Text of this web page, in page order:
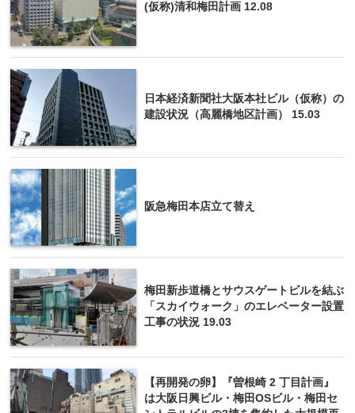
(仮称)清和梅田計画 12.08
日本経済新聞社大阪本社ビル（仮称）の
建設状況（高麗橋地区計画） 15.03
阪急梅田本店立て替え
梅田新歩道橋とサウスゲートビルを結ぶ
「スカイウォーク」のエレベーター設置
工事の状況 19.03
【再開発の卵】『曽根崎 2 丁目計画』
は大阪日興ビル・梅田OSビル・梅田セ